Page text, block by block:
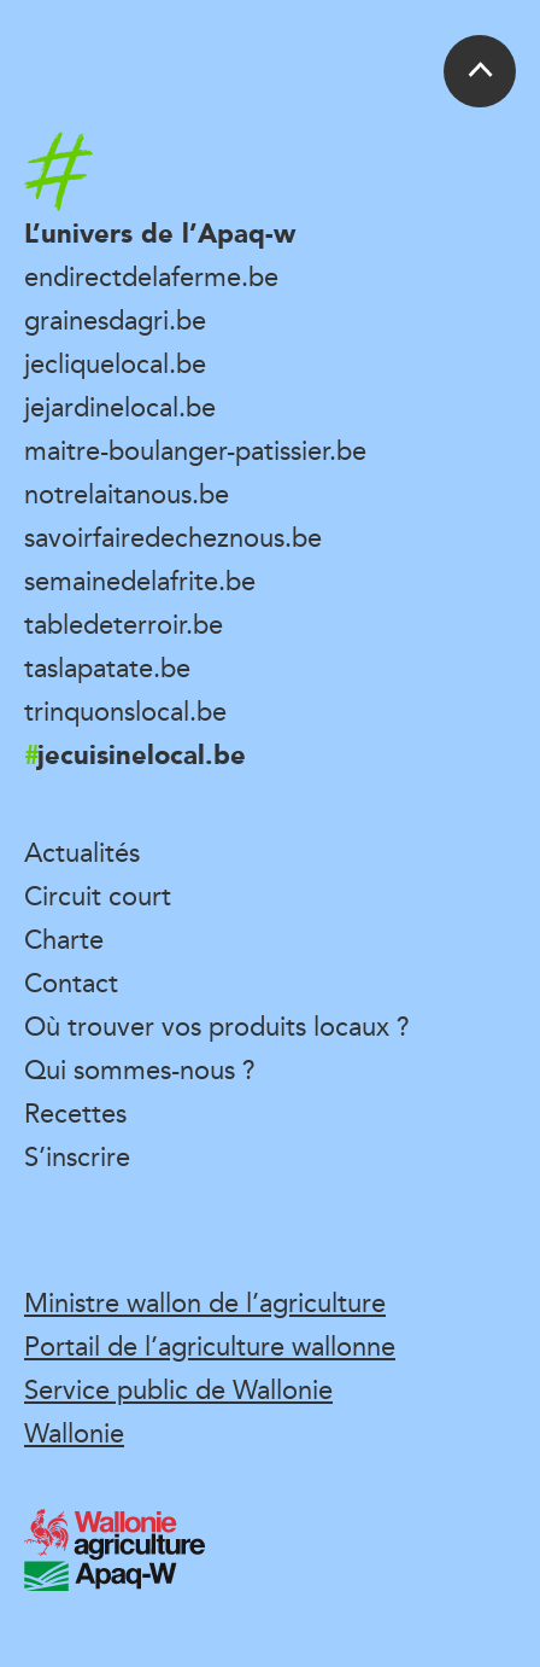
Accueil
L’univers de l’Apaq-w
endirectdelaferme.be
grainesdagri.be
jecliquelocal.be
jejardinelocal.be
maitre-boulanger-patissier.be
notrelaitanous.be
savoirfairedecheznous.be
semainedelafrite.be
tabledeterroir.be
taslapatate.be
trinquonslocal.be
jecuisinelocal.be
Actualités
Circuit court
Charte
Contact
Où trouver vos produits locaux ?
Qui sommes-nous ?
Recettes
S’inscrire
Ministre wallon de l’agriculture
Portail de l’agriculture wallonne
Service public de Wallonie
Wallonie